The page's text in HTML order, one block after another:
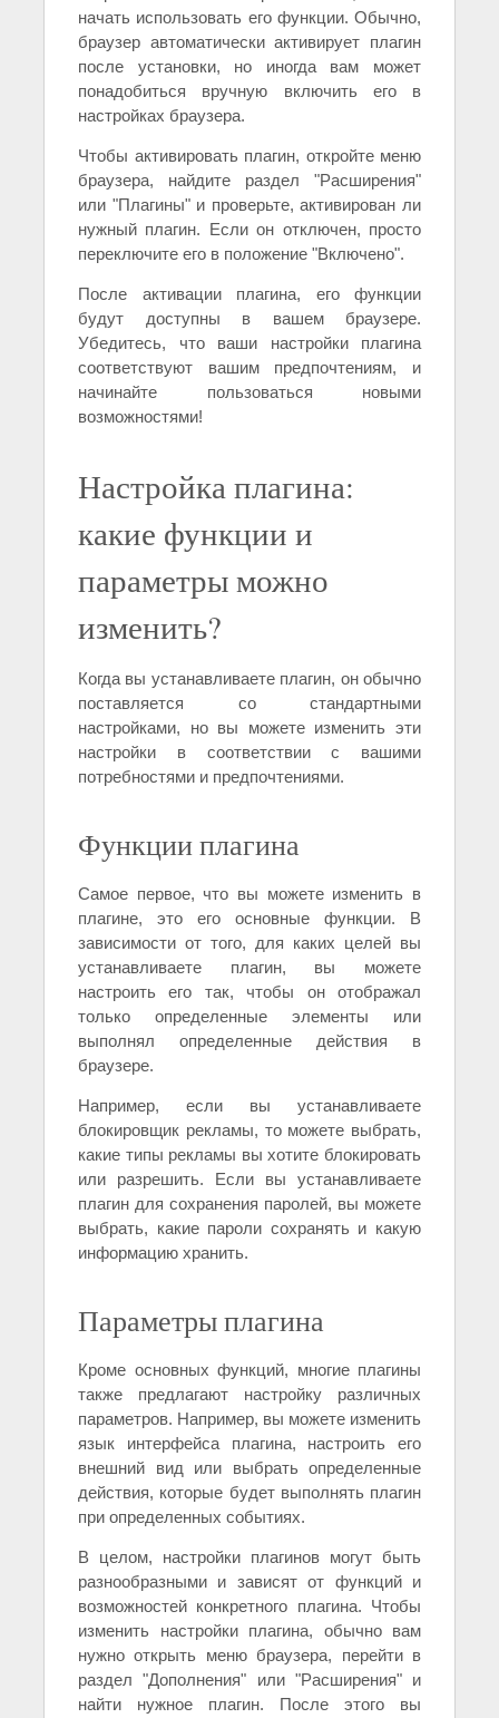
начать использовать его функции. Обычно,
браузер автоматически активирует плагин
после установки, но иногда вам может
понадобиться вручную включить его в
настройках браузера.
Чтобы активировать плагин, откройте меню
браузера, найдите раздел "Расширения"
или "Плагины" и проверьте, активирован ли
нужный плагин. Если он отключен, просто
переключите его в положение "Включено".
После активации плагина, его функции
будут доступны в вашем браузере.
Убедитесь, что ваши настройки плагина
соответствуют вашим предпочтениям, и
начинайте пользоваться новыми
возможностями!
Настройка плагина:
какие функции и
параметры можно
изменить?
Когда вы устанавливаете плагин, он обычно
поставляется со стандартными
настройками, но вы можете изменить эти
настройки в соответствии с вашими
потребностями и предпочтениями.
Функции плагина
Самое первое, что вы можете изменить в
плагине, это его основные функции. В
зависимости от того, для каких целей вы
устанавливаете плагин, вы можете
настроить его так, чтобы он отображал
только определенные элементы или
выполнял определенные действия в
браузере.
Например, если вы устанавливаете
блокировщик рекламы, то можете выбрать,
какие типы рекламы вы хотите блокировать
или разрешить. Если вы устанавливаете
плагин для сохранения паролей, вы можете
выбрать, какие пароли сохранять и какую
информацию хранить.
Параметры плагина
Кроме основных функций, многие плагины
также предлагают настройку различных
параметров. Например, вы можете изменить
язык интерфейса плагина, настроить его
внешний вид или выбрать определенные
действия, которые будет выполнять плагин
при определенных событиях.
В целом, настройки плагинов могут быть
разнообразными и зависят от функций и
возможностей конкретного плагина. Чтобы
изменить настройки плагина, обычно вам
нужно открыть меню браузера, перейти в
раздел "Дополнения" или "Расширения" и
найти нужное плагин. После этого вы